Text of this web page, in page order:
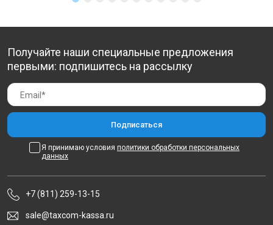
Получайте наши специальные предложения
первыми: подпишитесь на рассылку
Я принимаю условия политики обработки персональных
данных
+7 (811) 259-13-15
sale@taxcom-kassa.ru